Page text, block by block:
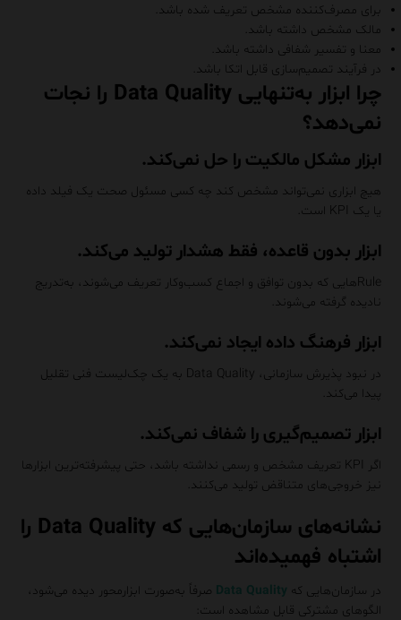
برای مصرف‌کننده مشخص تعریف شده باشد.
مالک مشخص داشته باشد.
معنا و تفسیر شفافی داشته باشد.
در فرآیند تصمیم‌سازی قابل اتکا باشد.
چرا ابزار به‌تنهایی Data Quality را نجات
نمی‌دهد؟
ابزار مشکل مالکیت را حل نمی‌کند.
هیچ ابزاری نمی‌تواند مشخص کند چه کسی مسئول صحت یک فیلد داده
یا یک KPI است.
ابزار بدون قاعده، فقط هشدار تولید می‌کند.
Ruleهایی که بدون توافق و اجماع کسب‌وکار تعریف می‌شوند، به‌تدریج
نادیده گرفته می‌شوند.
ابزار فرهنگ داده ایجاد نمی‌کند.
در نبود پذیرش سازمانی، Data Quality به یک چک‌لیست فنی تقلیل
پیدا می‌کند.
ابزار تصمیم‌گیری را شفاف نمی‌کند.
اگر KPI تعریف مشخص و رسمی نداشته باشد، حتی پیشرفته‌ترین ابزارها
نیز خروجی‌های متناقض تولید می‌کنند.
نشانه‌های سازمان‌هایی که Data Quality را
اشتباه فهمیده‌اند
در سازمان‌هایی که Data Quality صرفاً به‌صورت ابزارمحور دیده می‌شود،
الگوهای مشترکی قابل مشاهده است: